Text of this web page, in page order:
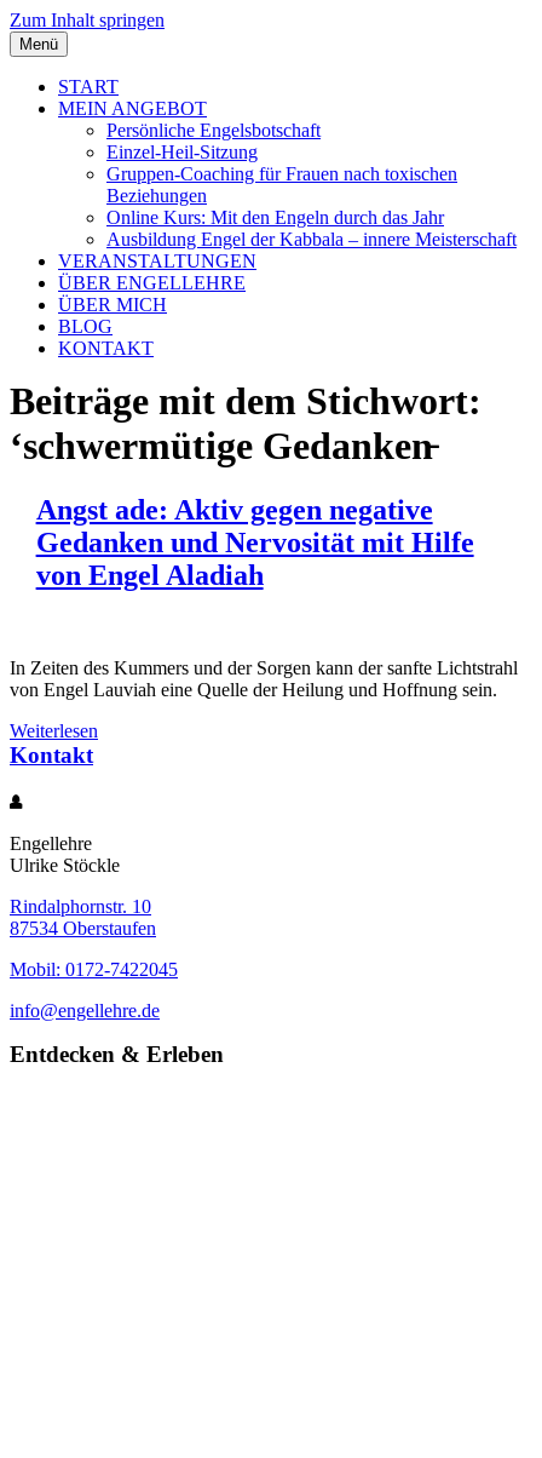
Zum Inhalt springen
Menü
START
MEIN ANGEBOT
Persönliche Engelsbotschaft
Einzel-Heil-Sitzung
Gruppen-Coaching für Frauen nach toxischen
Beziehungen
Online Kurs: Mit den Engeln durch das Jahr
Ausbildung Engel der Kabbala – innere Meisterschaft
VERANSTALTUNGEN
ÜBER ENGELLEHRE
ÜBER MICH
BLOG
KONTAKT
Beiträge mit dem Stichwort:
‘schwermütige Gedanken̵
Angst ade: Aktiv gegen negative
Gedanken und Nervosität mit Hilfe
von Engel Aladiah
In Zeiten des Kummers und der Sorgen kann der sanfte Lichtstrahl
von Engel Lauviah eine Quelle der Heilung und Hoffnung sein.
Weiterlesen
Kontakt
Engellehre
Ulrike Stöckle
Rindalphornstr. 10
87534 Oberstaufen
Mobil: 0172-7422045
info@engellehre.de
Entdecken & Erleben